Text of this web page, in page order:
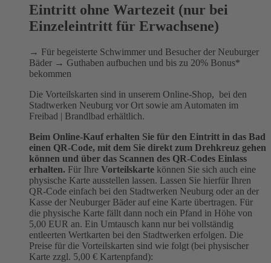
Eintritt ohne Wartezeit (nur bei
Einzeleintritt für Erwachsene)
→ Für begeisterte Schwimmer und Besucher der Neuburger
Bäder → Guthaben aufbuchen und bis zu 20% Bonus*
bekommen
Die Vorteilskarten sind in unserem Online-Shop, bei den
Stadtwerken Neuburg vor Ort sowie am Automaten im
Freibad | Brandlbad erhältlich.
Beim Online-Kauf erhalten Sie für den Eintritt in das Bad
einen QR-Code, mit dem Sie direkt zum Drehkreuz gehen
können und über das Scannen des QR-Codes Einlass
erhalten. Für Ihre Vorteilskarte können Sie sich auch eine
physische Karte ausstellen lassen. Lassen Sie hierfür Ihren
QR-Code einfach bei den Stadtwerken Neuburg oder an der
Kasse der Neuburger Bäder auf eine Karte übertragen. Für
die physische Karte fällt dann noch ein Pfand in Höhe von
5,00 EUR an. Ein Umtausch kann nur bei vollständig
entleerten Wertkarten bei den Stadtwerken erfolgen. Die
Preise für die Vorteilskarten sind wie folgt (bei physischer
Karte zzgl. 5,00 € Kartenpfand):